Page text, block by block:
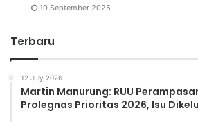
10 September 2025
Terbaru
12 July 2026
Martin Manurung: RUU
Prolegnas Prioritas 2026, Isu